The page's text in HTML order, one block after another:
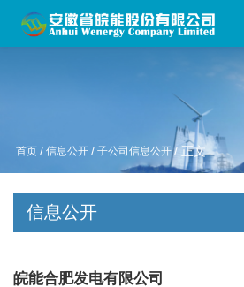
首页 / 信息公开 / 子公司信息公开 / 正文
信息公开
皖能合肥发电有限公司